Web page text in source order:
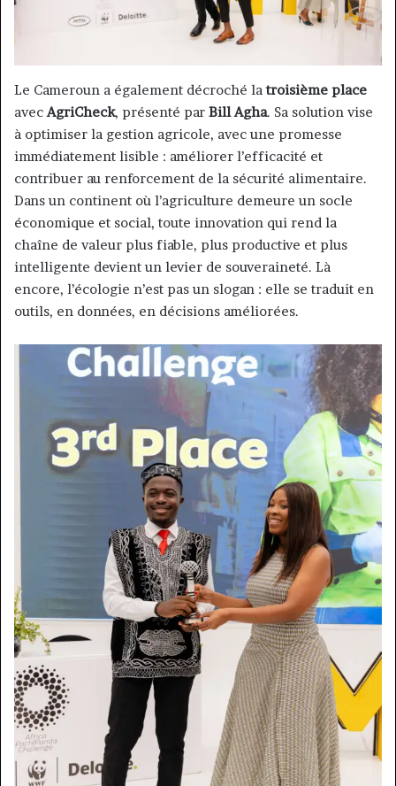
Le Cameroun a également décroché latroisième place
avecAgriCheck, présenté par Bill Agha. Sa solution vise
à optimiser la gestion agricole, avec une promesse
immédiatement lisible : améliorer l’efficacité et
contribuer au renforcement de la sécurité alimentaire.
Dans un continent où l’agriculture demeure un socle
économique et social, toute innovation qui rend la
chaîne de valeur plus fiable, plus productive et plus
intelligente devient un levier de souveraineté. Là
encore, l’écologie n’est pas un slogan : elle se traduit en
outils, en données, en décisions améliorées.